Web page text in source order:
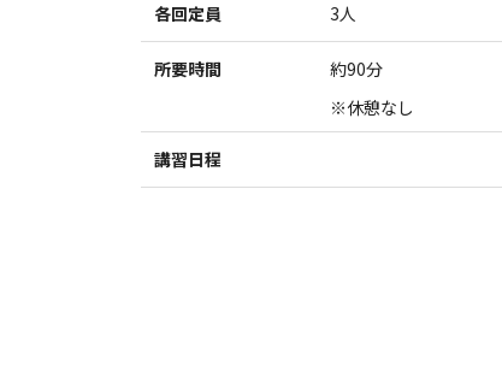
各回定員 3人
所要時間
約90分
※休憩なし
講習日程